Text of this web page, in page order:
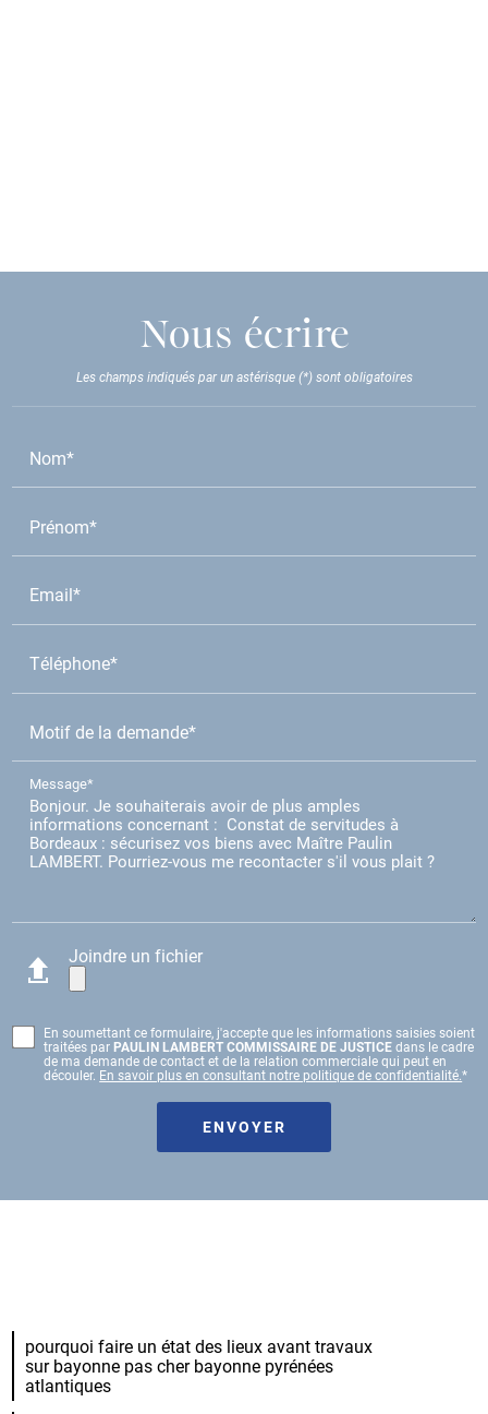
Nous écrire
Les champs indiqués par un astérisque (*) sont obligatoires
Nom*
Prénom*
Email*
Téléphone*
Motif de la demande*
Message*
Joindre un fichier
En soumettant ce formulaire, j'accepte que les informations saisies soient
traitées parPAULIN LAMBERT COMMISSAIRE DE JUSTICEdans le cadre
de ma demande de contact et de la relation commerciale qui peut en
découler. En savoir plus en consultant notre politique de confidentialité.*
pourquoi faire un état des lieux avant travaux
sur bayonne pas cher bayonne pyrénées
atlantiques